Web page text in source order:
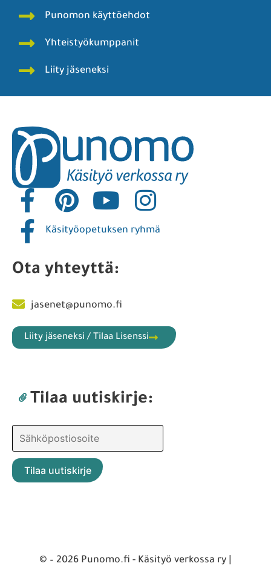
Punomon käyttöehdot
Yhteistyökumppanit
Liity jäseneksi
Käsityöopetuksen ryhmä
Ota yhteyttä:
jasenet@punomo.fi
Liity jäseneksi / Tilaa Lisenssi
Tilaa uutiskirje:
© – 2026 Punomo.fi - Käsityö verkossa ry |